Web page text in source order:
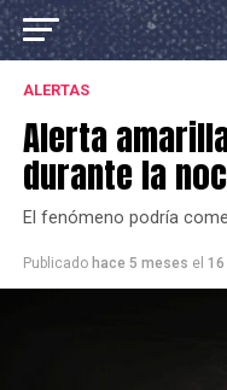
ALERTAS
Alerta
durante la
El fenómeno podría
Publicado hace 5 meses el 16